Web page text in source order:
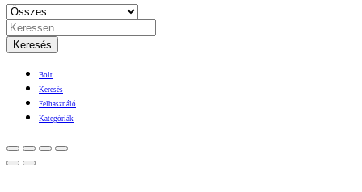
Keresés
Bolt
Keresés
Felhasználó
Kategóriák